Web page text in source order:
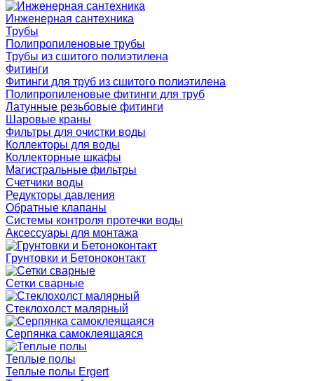
Инженерная сантехника
Трубы
Полипропиленовые трубы
Трубы из сшитого полиэтилена
Фитинги
Фитинги для труб из сшитого полиэтилена
Полипропиленовые фитинги для труб
Латунные резьбовые фитинги
Шаровые краны
Фильтры для очистки воды
Коллекторы для воды
Коллекторные шкафы
Магистральные фильтры
Счетчики воды
Редукторы давления
Обратные клапаны
Системы контроля протечки воды
Аксессуары для монтажа
Грунтовки и Бетоноконтакт
Сетки сварные
Cтеклохолст малярный
Серпянка самоклеящаяся
Теплые полы
Теплые полы Ergert